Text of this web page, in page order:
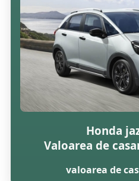
Honda
Valoarea de
valoarea de